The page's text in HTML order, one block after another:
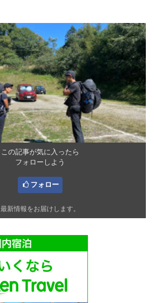
この記事が気に入ったら
フォローしよう
フォロー
最新情報をお届けします。